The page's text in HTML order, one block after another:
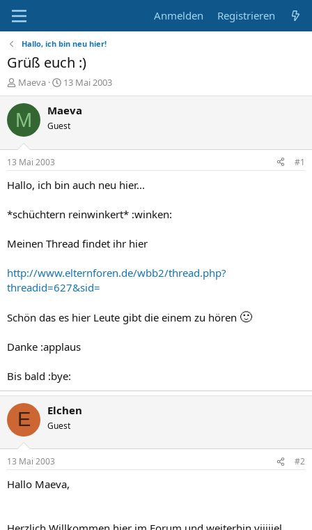
Anmelden Registrieren
Hallo, ich bin neu hier!
Grüß euch :)
E
r
s
t
e
r
Maeva
E
r
s
e
t
a
13 Mai 2003
M Maeva
Guest
13 Mai 2003 #1
Hallo, ich bin auch neu hier...
*schüchtern reinwinkert* :winken:
Meinen Thread findet ihr hier
http://www.elternforen.de/wbb2/thread.php?
threadid=627&sid=
Schön das es hier Leute gibt die einem zu hören 🙂
Danke :applaus
Bis bald :bye:
E Elchen
Guest
13 Mai 2003 #2
Hallo Maeva,